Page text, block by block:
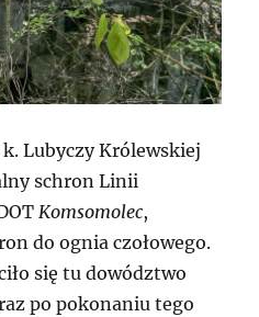
Lubyczy Królewskiej
schron Linii
Komsomolec,
do ognia czołowego.
się tu dowództwo
po pokonaniu tego